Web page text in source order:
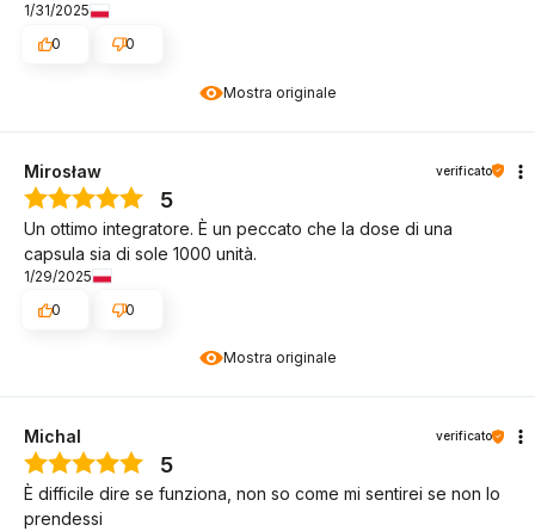
Mostra originale
1/31/2025
0
0
Mostra originale
Mirosław verificato
5
Un ottimo integratore. È un peccato che la dose di una
capsula sia di sole 1000 unità.
1/29/2025
0
0
Michal verificato
5
È difficile dire se funziona, non so come mi sentirei se non lo
prendessi